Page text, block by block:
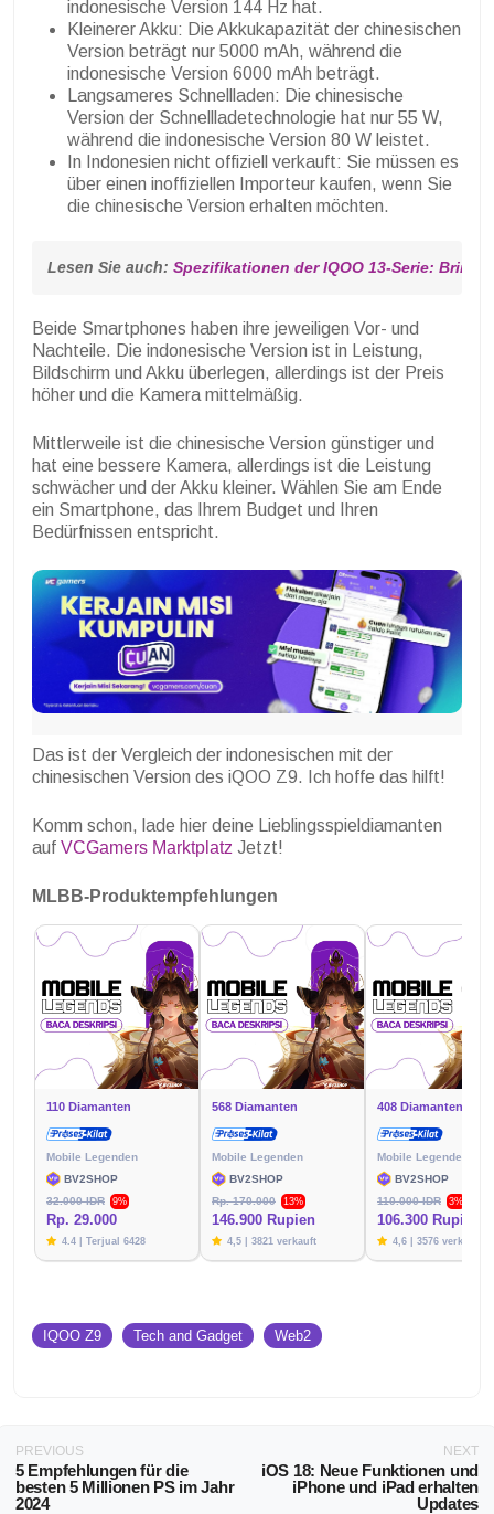
indonesische Version 144 Hz hat.
Kleinerer Akku: Die Akkukapazität der chinesischen
Version beträgt nur 5000 mAh, während die
indonesische Version 6000 mAh beträgt.
Langsameres Schnellladen: Die chinesische
Version der Schnellladetechnologie hat nur 55 W,
während die indonesische Version 80 W leistet.
In Indonesien nicht offiziell verkauft: Sie müssen es
über einen inoffiziellen Importeur kaufen, wenn Sie
die chinesische Version erhalten möchten.
Lesen Sie auch: Spezifikationen der IQOO 13-Serie:
Beide Smartphones haben ihre jeweiligen Vor- und
Nachteile. Die indonesische Version ist in Leistung,
Bildschirm und Akku überlegen, allerdings ist der Preis
höher und die Kamera mittelmäßig.
Mittlerweile ist die chinesische Version günstiger und
hat eine bessere Kamera, allerdings ist die Leistung
schwächer und der Akku kleiner. Wählen Sie am Ende
ein Smartphone, das Ihrem Budget und Ihren
Bedürfnissen entspricht.
Das ist der Vergleich der indonesischen mit der
chinesischen Version des iQOO Z9. Ich hoffe das hilft!
Komm schon, lade hier deine Lieblingsspieldiamanten
auf VCGamers Marktplatz Jetzt!
MLBB-Produktempfehlungen
110 Diamanten
Mobile Legenden
BV2SHOP
32.000 IDR
9%
Rp. 29.000
4.4 | Terjual 6428
568 Diamanten
Mobile Legenden
BV2SHOP
Rp. 170.000
13%
146.900 Rupien
4,5 | 3821 verkauft
408 Diamanten
Mobile Legenden
BV2SHOP
110.000 IDR
3%
106.300 Rupien
4,6 | 3576 verkauft
IQOO Z9 Tech and Gadget Web2
PREVIOUS
5 Empfehlungen für die
besten 5 Millionen PS im Jahr
2024
NEXT
iOS 18: Neue Funktionen und
iPhone und iPad erhalten
Updates